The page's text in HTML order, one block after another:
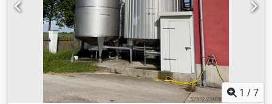
1 /7